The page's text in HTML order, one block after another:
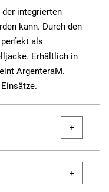
der integrierten
kann. Durch den
als
Erhältlich in
ArgenteraM.